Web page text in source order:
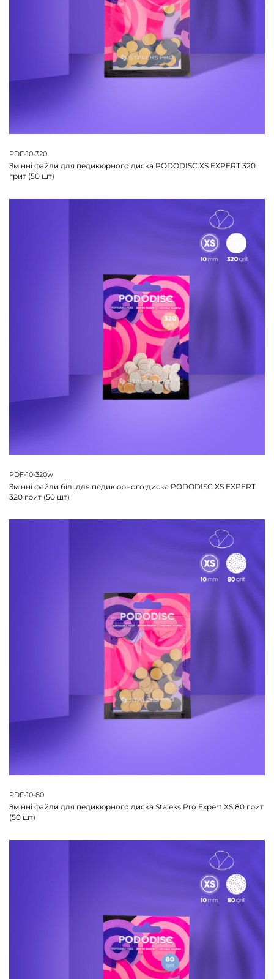
PDF-10-320
Змінні файли для педикюрного диска PODODISC XS EXPERT 320
грит (50 шт)
PDF-10-320w
Змінні файли білі для педикюрного диска PODODISC XS EXPERT
320 грит (50 шт)
PDF-10-80
Змінні файли для педикюрного диска Staleks Pro Expert XS 80 грит
(50 шт)